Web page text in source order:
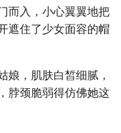
而入，小心翼翼地把
遮住了少女面容的帽
娘，肌肤白皙细腻，
脖颈脆弱得仿佛她这